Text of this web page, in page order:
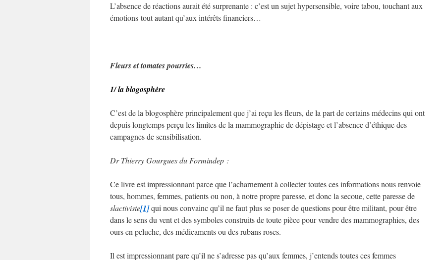
L’absence de réactions aurait été surprenante : c’est un sujet hypersensible, voire tabou, touchant aux
émotions tout autant qu’aux intérêts financiers…
Fleurs et tomates pourries…
1/ la blogosphère
C’est de la blogosphère principalement que j’ai reçu les fleurs, de la part de certains médecins qui ont
depuis longtemps perçu les limites de la mammographie de dépistage et l’absence d’éthique des
campagnes de sensibilisation.
Dr Thierry Gourgues du Formindep :
Ce livre est impressionnant parce que l’acharnement à collecter toutes ces informations nous renvoie
tous, hommes, femmes, patients ou non, à notre propre paresse, et donc la secoue, cette paresse de
slactiviste[1]qui nous convainc qu’il ne faut plus se poser de questions pour être militant, pour être
dans le sens du vent et des symboles construits de toute pièce pour vendre des mammographies, des
ours en peluche, des médicaments ou des rubans roses.
Il est impressionnant pare qu’il ne s’adresse pas qu’aux femmes, j’entends toutes ces femmes